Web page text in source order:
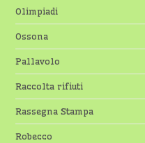
Olimpiadi
Ossona
Pallavolo
Raccolta rifiuti
Rassegna Stampa
Robecco